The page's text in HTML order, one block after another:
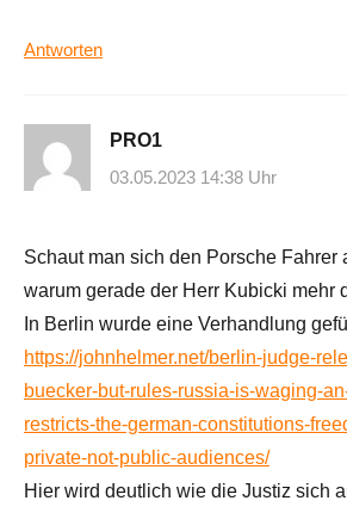
Antworten
PRO1
03.05.2023 14:38 Uhr
Schaut man sich den Porsche Fahrer
warum gerade der Herr Kubicki mehr
In Berlin wurde eine Verhandlung
https://johnhelmer.net/berlin-judge-
buecker-but-rules-russia-is-waging-
restricts-the-german-constitutions-
private-not-public-audiences/
Hier wird deutlich wie die Justiz sich